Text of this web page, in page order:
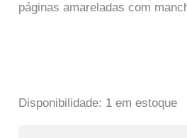
páginas amareladas com
Disponibilidade: 1 em estoque